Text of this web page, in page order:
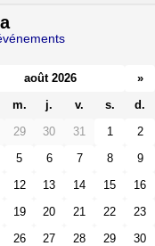
août 2026
»
m. j. v. s.
d.
29 30 31 1
2
5 6 7 8
9
12 13 14 15
16
19 20 21 22
23
26 27 28 29
30